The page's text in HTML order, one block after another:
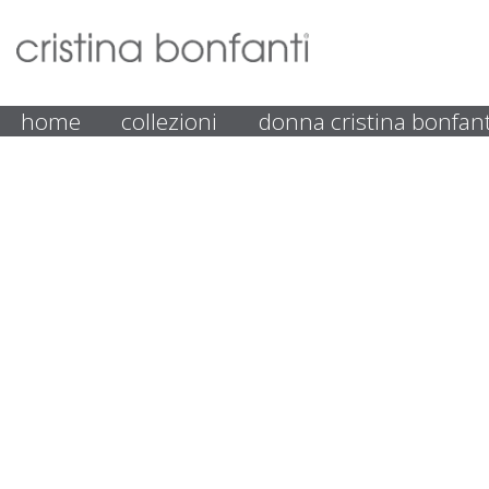
home collezioni donna cristina